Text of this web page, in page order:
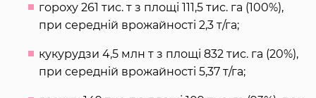
гороху 261 тис. т з площі 111,5 тис. га (100%),
при середній врожайності 2,3 т/га;
кукурудзи 4,5 млн т з площі 832 тис. га (20%),
при середній врожайності 5,37 т/га;